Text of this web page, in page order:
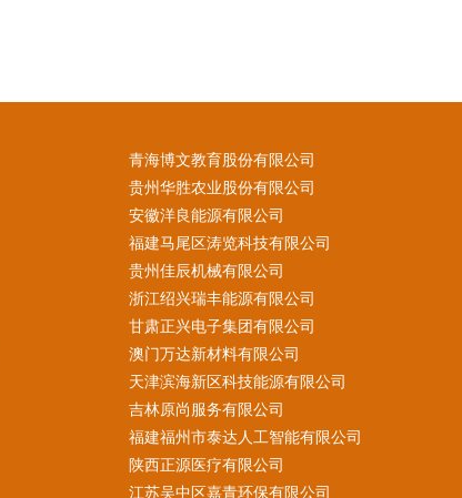
青海博文教育股份有限公司
贵州华胜农业股份有限公司
安徽洋良能源有限公司
福建马尾区涛览科技有限公司
贵州佳辰机械有限公司
浙江绍兴瑞丰能源有限公司
甘肃正兴电子集团有限公司
澳门万达新材料有限公司
天津滨海新区科技能源有限公司
吉林原尚服务有限公司
福建福州市泰达人工智能有限公司
陕西正源医疗有限公司
江苏吴中区嘉青环保有限公司